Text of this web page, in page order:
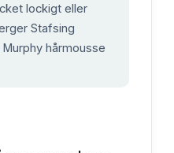
lockigt eller
Stafsing
hårmousse